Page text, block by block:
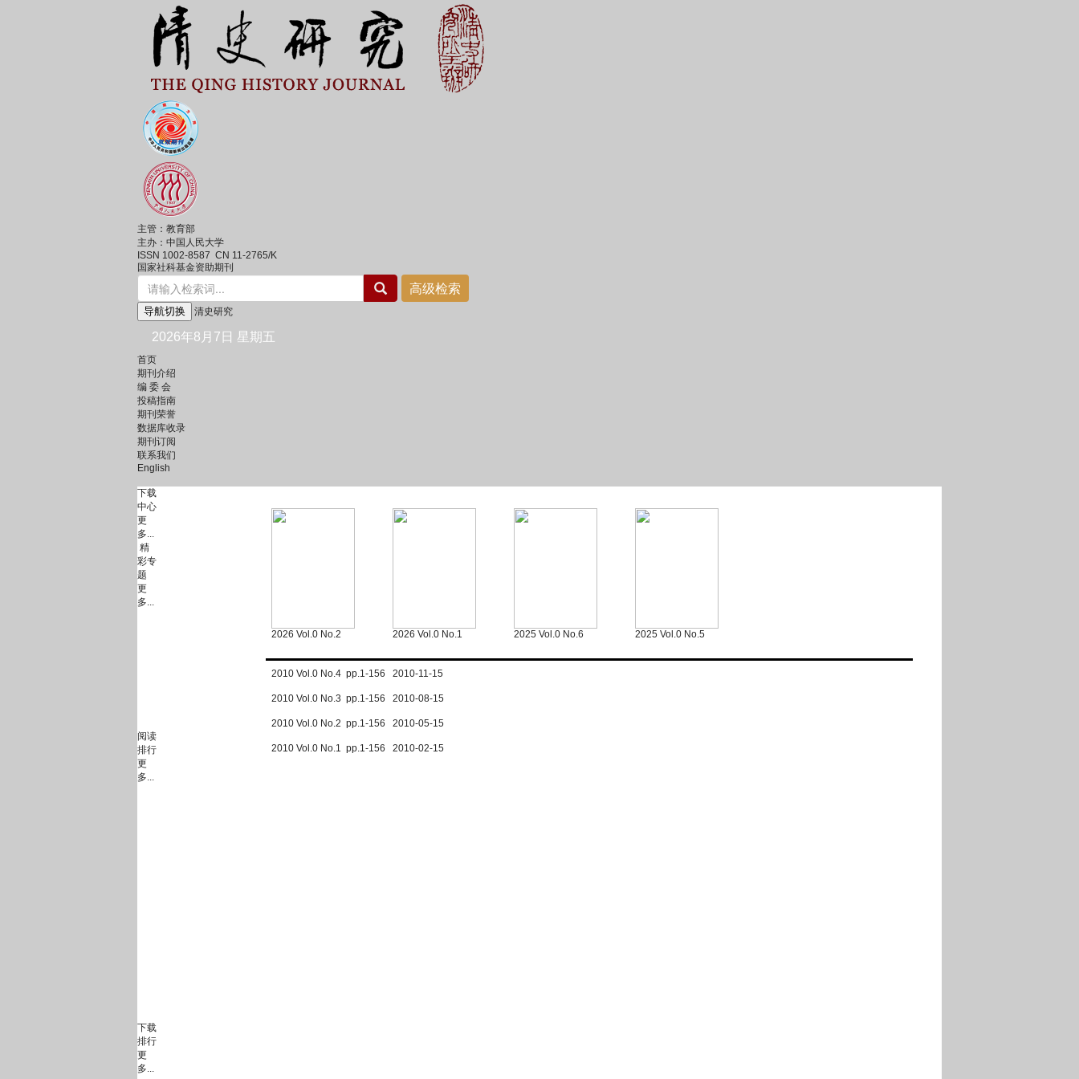
主管：教育部
主办：中国人民大学
ISSN 1002-8587 CN 11-2765/K
国家社科基金资助期刊
导航切换 清史研究
2026年8月7日 星期五
首页
期刊介绍
编 委 会
投稿指南
期刊荣誉
数据库收录
期刊订阅
联系我们
English
下载
中心
更
多...
精
彩专
题
更
多...
阅读
排行
更
多...
下载
排行
更
多...
2026 Vol.0 No.2 2026 Vol.0 No.1 2025 Vol.0 No.6 2025 Vol.0 No.5
2010 Vol.0 No.4 pp.1-156 2010-11-15
2010 Vol.0 No.3 pp.1-156 2010-08-15
2010 Vol.0 No.2 pp.1-156 2010-05-15
2010 Vol.0 No.1 pp.1-156 2010-02-15